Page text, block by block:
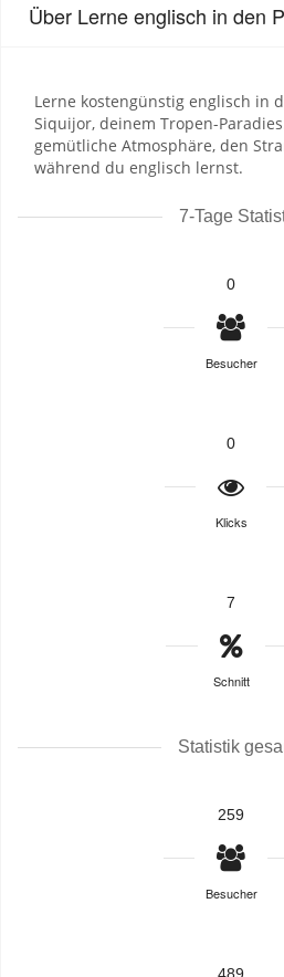
Über Lerne englisch in den
Lerne kostengünstig englisch in
Siquijor, deinem Tropen-
gemütliche Atmosphäre, den
während du englisch lernst.
7-Tage
0
Besucher
0
Klicks
7
Schnitt
Statistik
259
Besucher